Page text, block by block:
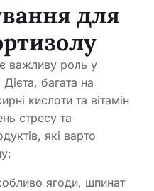
для
важливу роль у
багата на
кислоти та вітамін
стресу та
які варто
ягоди, шпинат